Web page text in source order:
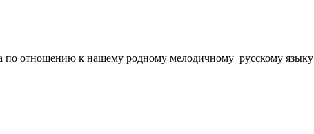
по отношению к нашему родному мелодичному русскому языку